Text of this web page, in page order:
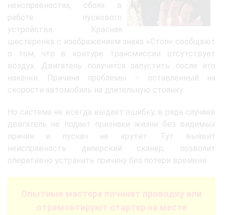
неисправностях, сбоях в
работе пускового
устройства. Красная
шестеренка с изображением знака «Стоп» сообщают
о том, что в контуре трансмиссии отсутствует
воздух. Двигатель получится запустить после его
накачки. Причина проблемы – оставленный на
скорости автомобиль на длительную стоянку.
Но система не всегда выдает ошибку, в ряде случаев
двигатель не подает признаки жизни без видимых
причин и пускач не крутит. Тут выявит
неисправность дилерский сканер, позволит
оперативно устранить причину без потери времени.
Опытные мастера починят проводку или
отремонтируют стартер на месте